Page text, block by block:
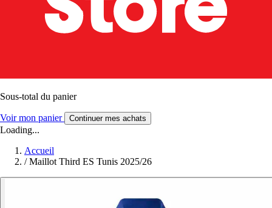
Sous-total du panier
Voir mon panier Continuer mes achats
Loading...
Accueil
/ Maillot Third ES Tunis 2025/26